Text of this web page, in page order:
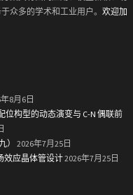
众多的学术和工业用户。 欢迎加
8月6日
位构型的动态演变与 C-N 偶联前
）
2026年7月25日
效应晶体管设计2026年7月25日